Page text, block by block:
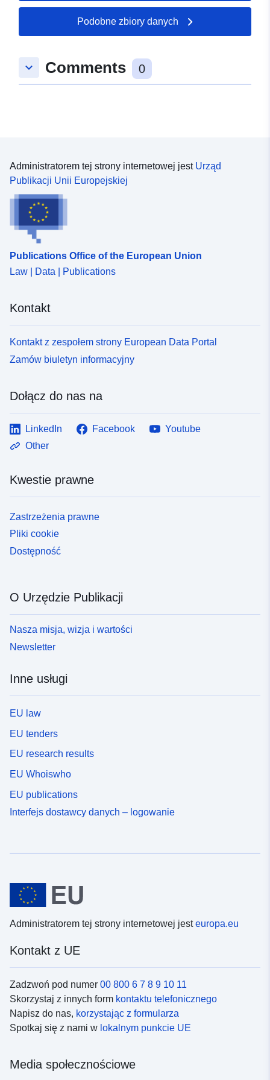
Przestrzenne: Współrzędne:
[ [ 8.6285134,
49.2120039 ], [ 8.6301373,
49.2099201 ], [ 8.6285134,
49.2099201 ], [ 8.6285134,
Podobne zbiory danych
keyboard_arrow_down Comments 0
Administratorem tej strony internetowej jest Urząd
Publikacji Unii Europejskiej
Publications Office of the European Union
Law | Data | Publications
Kontakt
Kontakt z zespołem strony European Data Portal
Zamów biuletyn informacyjny
Dołącz do nas na
LinkedIn Facebook
Youtube
Other
Kwestie prawne
Zastrzeżenia prawne
Pliki cookie
Dostępność
O Urzędzie Publikacji
Nasza misja, wizja i wartości
Newsletter
Inne usługi
EU law
EU tenders
EU research results
EU Whoiswho
EU publications
Interfejs dostawcy danych – logowanie
Administratorem tej strony internetowej jesteuropa.eu
Kontakt z UE
Zadzwoń pod numer 00 800 6 7 8 9 10 11
Skorzystaj z innych form kontaktu telefonicznego
Napisz do nas, korzystając z formularza
Spotkaj się z nami w lokalnym punkcie UE
Media społecznościowe